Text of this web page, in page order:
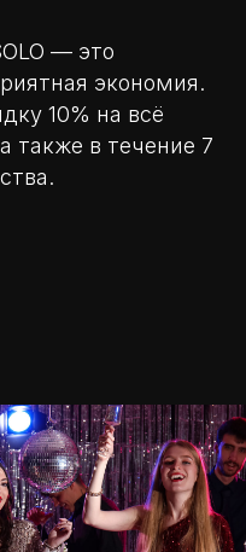
— это
экономия.
10% на всё
также в течение 7